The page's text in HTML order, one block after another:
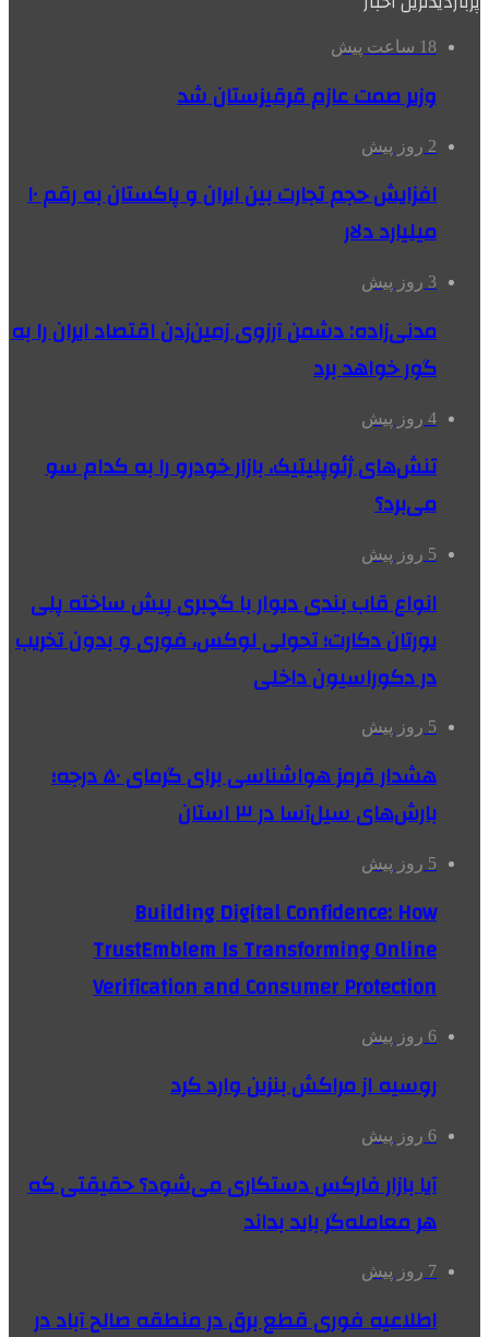
18 ساعت پیش
وزیر صمت عازم قرقیزستان شد
2 روز پیش
افزایش حجم تجارت بین ایران و پاکستان به رقم ۱۰
میلیارد دلار
3 روز پیش
مدنی‌زاده: دشمن آرزوی زمین‌زدن اقتصاد ایران را به
گور خواهد برد
4 روز پیش
تنش‌های ژئوپلیتیک، بازار خودرو را به کدام سو
می‌برد؟
5 روز پیش
انواع قاب بندی دیوار با گچبری پیش ساخته پلی
یورتان دکارت؛ تحولی لوکس، فوری و بدون تخریب
در دکوراسیون داخلی
5 روز پیش
هشدار قرمز هواشناسی برای گرمای ۵۰ درجه؛
بارش‌های سیل‌آسا در ۳ استان
5 روز پیش
Building Digital Confidence: How
TrustEmblem Is Transforming Online
Verification and Consumer Protection
6 روز پیش
روسیه از مراکش بنزین وارد کرد
6 روز پیش
آیا بازار فارکس دستکاری می‌شود؟ حقیقتی که
هر معامله‌گر باید بداند
7 روز پیش
اطلاعیه فوری قطع برق در منطقه صالح آباد در